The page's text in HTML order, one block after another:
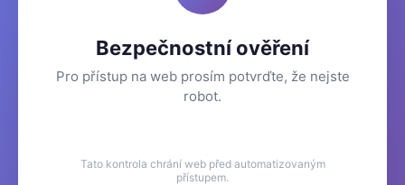
Bezpečnostní ověření
Pro přístup na web prosím potvrďte, že nejste
robot.
Tato kontrola chrání web před automatizovaným
přístupem.